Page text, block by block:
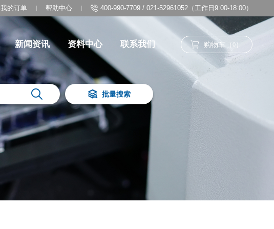
我的订单 帮助中心 400-990-7709 / 021-52961052（工作日9:00-18:00）
新闻资讯 资料中心 联系我们 购物车（ 0 ）
批量搜索